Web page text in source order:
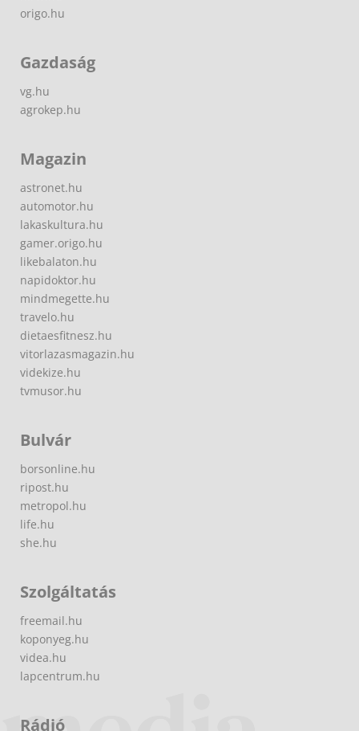
origo.hu
Gazdaság
vg.hu
agrokep.hu
Magazin
astronet.hu
automotor.hu
lakaskultura.hu
gamer.origo.hu
likebalaton.hu
napidoktor.hu
mindmegette.hu
travelo.hu
dietaesfitnesz.hu
vitorlazasmagazin.hu
videkize.hu
tvmusor.hu
Bulvár
borsonline.hu
ripost.hu
metropol.hu
life.hu
she.hu
Szolgáltatás
freemail.hu
koponyeg.hu
videa.hu
lapcentrum.hu
Rádió